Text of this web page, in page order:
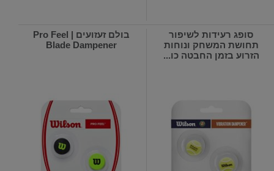
סופג רעידות לשיפור
תחושת המשחק ונוחות
הזרוע בזמן החבטה כו...
בולם זעזועים | Pro Feel
Blade Dampener